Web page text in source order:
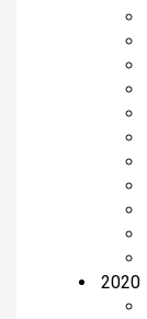
2020